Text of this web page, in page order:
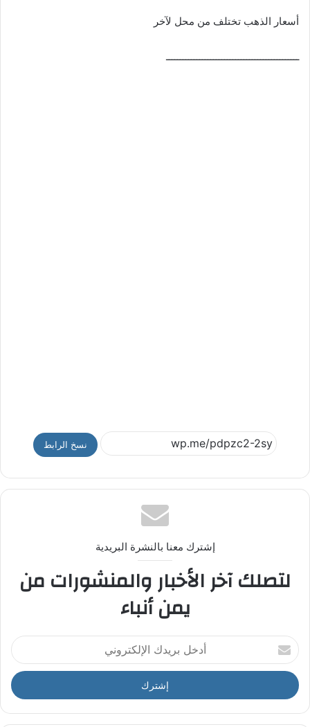
أسعار الذهب تختلف من محل لآخر
ــــــــــــــــــــــــــــــــــــــــــــــــ
نسخ الرابط
إشترك معنا بالنشرة البريدية
لتصلك آخر الأخبار والمنشورات من
يمن أنباء
أ
د
خ
ل
ر